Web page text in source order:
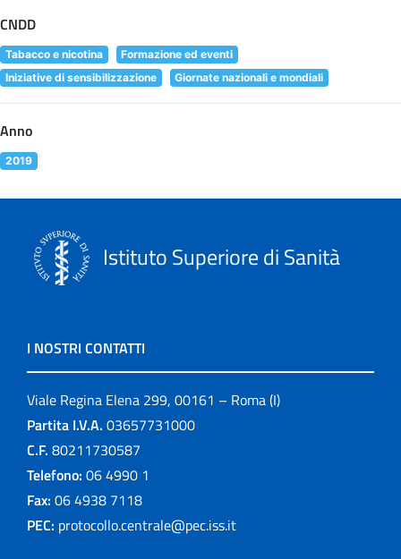
CNDD
Tabacco e nicotina
Formazione ed eventi
Iniziative di sensibilizzazione
Giornate nazionali e mondiali
Anno
2019
Istituto Superiore di Sanità
I NOSTRI CONTATTI
Viale Regina Elena 299, 00161 – Roma (I)
Partita I.V.A. 03657731000
C.F. 80211730587
Telefono: 06 4990 1
Fax: 06 4938 7118
PEC: protocollo.centrale@pec.iss.it